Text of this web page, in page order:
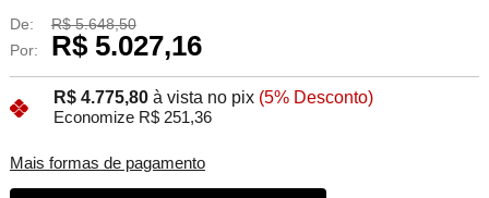
De:
R$ 5.648,50
Por:
R$ 5.027,16
R$ 4.775,80 à vista no pix (5% Desconto)
Economize R$ 251,36
Mais formas de pagamento